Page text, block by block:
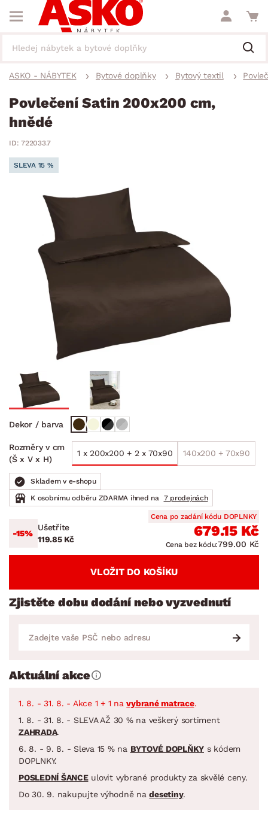
ASKO - NÁBYTEK Bytové doplňky Bytový textil
Povlečení Satin 200x200 cm,
hnědé
ID: 722033.7
SLEVA 15 %
Dekor / barva
Rozměry v cm
(Š x V x H)
1 x 200x200 + 2 x 70x90 140x200 + 70x90
Skladem v e-shopu
K osobnímu odběru ZDARMA ihned na
7 prodejnách
-15%
Ušetříte
119.85 Kč
Cena po zadání kódu DOPLNKY
679.15 Kč
Cena bez kódu:799.00 Kč
VLOŽIT DO KOŠÍKU
Zjistěte dobu dodání nebo vyzvednutí
Aktuální akce
1. 8. - 31. 8. - Akce 1 + 1 navybrané matrace.
1. 8. - 31. 8. - SLEVA AŽ 30 % na veškerý sortiment
ZAHRADA.
6. 8. - 9. 8. - Sleva 15 % na BYTOVÉ DOPLŇKY s kódem
DOPLNKY.
POSLEDNÍ ŠANCEulovit vybrané produkty za skvělé ceny.
Do 30. 9. nakupujte výhodně nadesetiny.